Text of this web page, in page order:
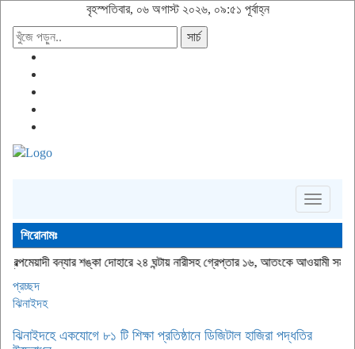
বৃহস্পতিবার, ০৬ অগাস্ট ২০২৬, ০৯:৫১ পূর্বাহ্ন
সার্চ
Toggle
শিরোনামঃ
শঙ্কা দোহারে ২৪ ঘন্টায় নারীসহ গ্রেপ্তার ১৬, আতংকে আওয়ামী সমর্থকরা ইসলামপুরে
প্রচ্ছদ
ঝিনাইদহ
ঝিনাইদহে একযোগে ৮১ টি শিক্ষা প্রতিষ্ঠানে ডিজিটাল হাজিরা পদ্ধতির